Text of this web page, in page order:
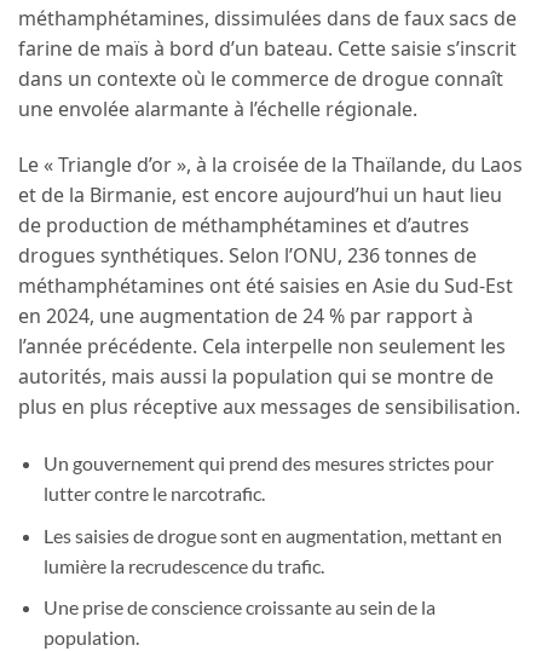
méthamphétamines, dissimulées dans de faux sacs de
farine de maïs à bord d’un bateau. Cette saisie s’inscrit
dans un contexte où le commerce de drogue connaît
une envolée alarmante à l’échelle régionale.
Le « Triangle d’or », à la croisée de la Thaïlande, du Laos
et de la Birmanie, est encore aujourd’hui un haut lieu
de production de méthamphétamines et d’autres
drogues synthétiques. Selon l’ONU, 236 tonnes de
méthamphétamines ont été saisies en Asie du Sud-Est
en 2024, une augmentation de 24 % par rapport à
l’année précédente. Cela interpelle non seulement les
autorités, mais aussi la population qui se montre de
plus en plus réceptive aux messages de sensibilisation.
Un gouvernement qui prend des mesures strictes pour
lutter contre le narcotrafic.
Les saisies de drogue sont en augmentation, mettant en
lumière la recrudescence du trafic.
Une prise de conscience croissante au sein de la
population.